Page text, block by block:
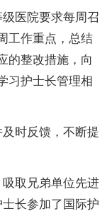
医院要求每周召
工作重点，总结
的整改措施，向
习护士长管理相
时反馈，不断提
取兄弟单位先进
长参加了国际护